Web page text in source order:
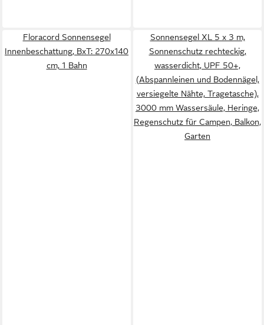
Floracord Sonnensegel
Innenbeschattung, BxT: 270x140
cm, 1 Bahn
Sonnensegel XL 5 x 3 m,
Sonnenschutz rechteckig,
wasserdicht, UPF 50+,
(Abspannleinen und Bodennägel,
versiegelte Nähte, Tragetasche),
3000 mm Wassersäule, Heringe,
Regenschutz für Campen, Balkon,
Garten